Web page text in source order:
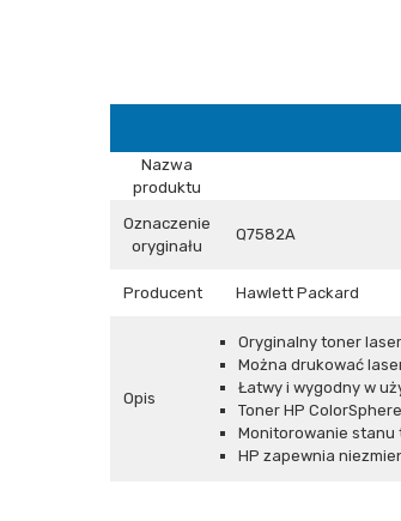
Nazwa
produktu
Oznaczenie
oryginału
Q7582A
Producent Hawlett Packard
Opis
Oryginalny toner
Można drukować
Łatwy i wygodny w
Toner HP
Monitorowanie stanu
HP zapewnia